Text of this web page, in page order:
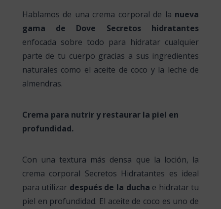
Hablamos de una crema corporal de la nueva
gama de Dove Secretos hidratantes
enfocada sobre todo para hidratar cualquier
parte de tu cuerpo gracias a sus ingredientes
naturales como el aceite de coco y la leche de
almendras.
Crema para nutrir y restaurar la piel en
profundidad.
Con una textura más densa que la loción, la
crema corporal Secretos Hidratantes es ideal
para utilizar después de la ducha e hidratar tu
piel en profundidad. El aceite de coco es uno de